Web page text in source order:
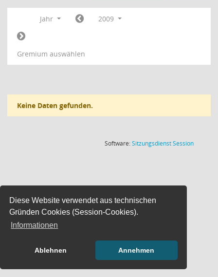
Diese Website verwendet aus technischen
Gründen Cookies (Session-Cookies).
Informationen
Ablehnen Annehmen
Jahr 2009
Gremium auswählen
Keine Daten gefunden.
Software:SitzungsdienstSession(Wird in